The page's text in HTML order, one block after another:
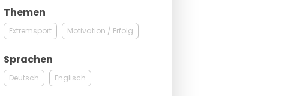
Themen
Extremsport Motivation / Erfolg
Sprachen
Deutsch Englisch